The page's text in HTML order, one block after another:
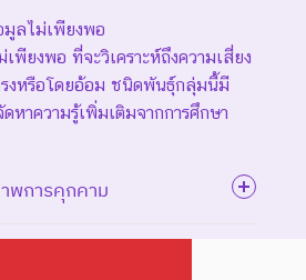
ลไม่เพียงพอ
ยงพอ ที่จะวิเคราะห์ถึงความเสี่ยง
งหรือโดยอ้อม ชนิดพันธุ์กลุ่มนี้มี
หาความรู้เพิ่มเติมจากการศึกษา
พการคุกคาม